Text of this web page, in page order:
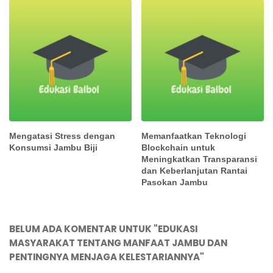
Mengatasi Stress dengan
Konsumsi Jambu Biji
Memanfaatkan Teknologi
Blockchain untuk
Meningkatkan Transparansi
dan Keberlanjutan Rantai
Pasokan Jambu
BELUM ADA KOMENTAR UNTUK "EDUKASI
MASYARAKAT TENTANG MANFAAT JAMBU DAN
PENTINGNYA MENJAGA KELESTARIANNYA"